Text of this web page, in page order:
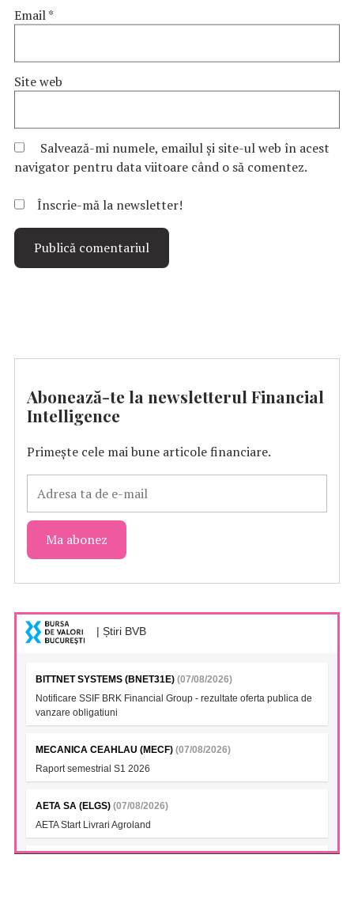
Email*
Site web
Salvează-mi numele, emailul și site-ul web în acest
navigator pentru data viitoare când o să comentez.
Înscrie-mă la newsletter!
Abonează-te la newsletterul Financial
Intelligence
Primește cele mai bune articole financiare.
| Știri BVB
BITTNET SYSTEMS (BNET31E) (07/08/2026)
Notificare SSIF BRK Financial Group - rezultate oferta publica de
vanzare obligatiuni
MECANICA CEAHLAU (MECF) (07/08/2026)
Raport semestrial S1 2026
AETA SA (ELGS) (07/08/2026)
AETA Start Livrari Agroland